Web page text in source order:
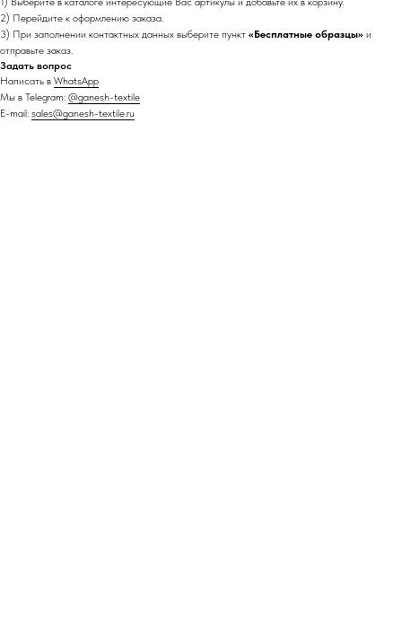
2) Перейдите к оформлению заказа.
3) При заполнении контактных данных выберите пункт «Бесплатные образцы» и
отправьте заказ.
Задать вопрос
Написать в WhatsApp
Мы в Telegram: @ganesh-textile
E-mail: sales@ganesh-textile.ru